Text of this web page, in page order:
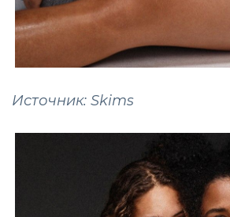
Источник: Skims